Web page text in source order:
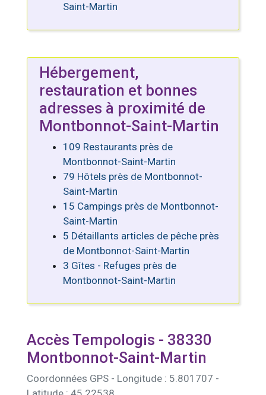
Saint-Martin
Hébergement,
restauration et bonnes
adresses à proximité de
Montbonnot-Saint-Martin
109 Restaurants près de
Montbonnot-Saint-Martin
79 Hôtels près de Montbonnot-
Saint-Martin
15 Campings près de Montbonnot-
Saint-Martin
5 Détaillants articles de pêche près
de Montbonnot-Saint-Martin
3 Gîtes - Refuges près de
Montbonnot-Saint-Martin
Accès Tempologis - 38330
Montbonnot-Saint-Martin
Coordonnées GPS - Longitude : 5.801707 -